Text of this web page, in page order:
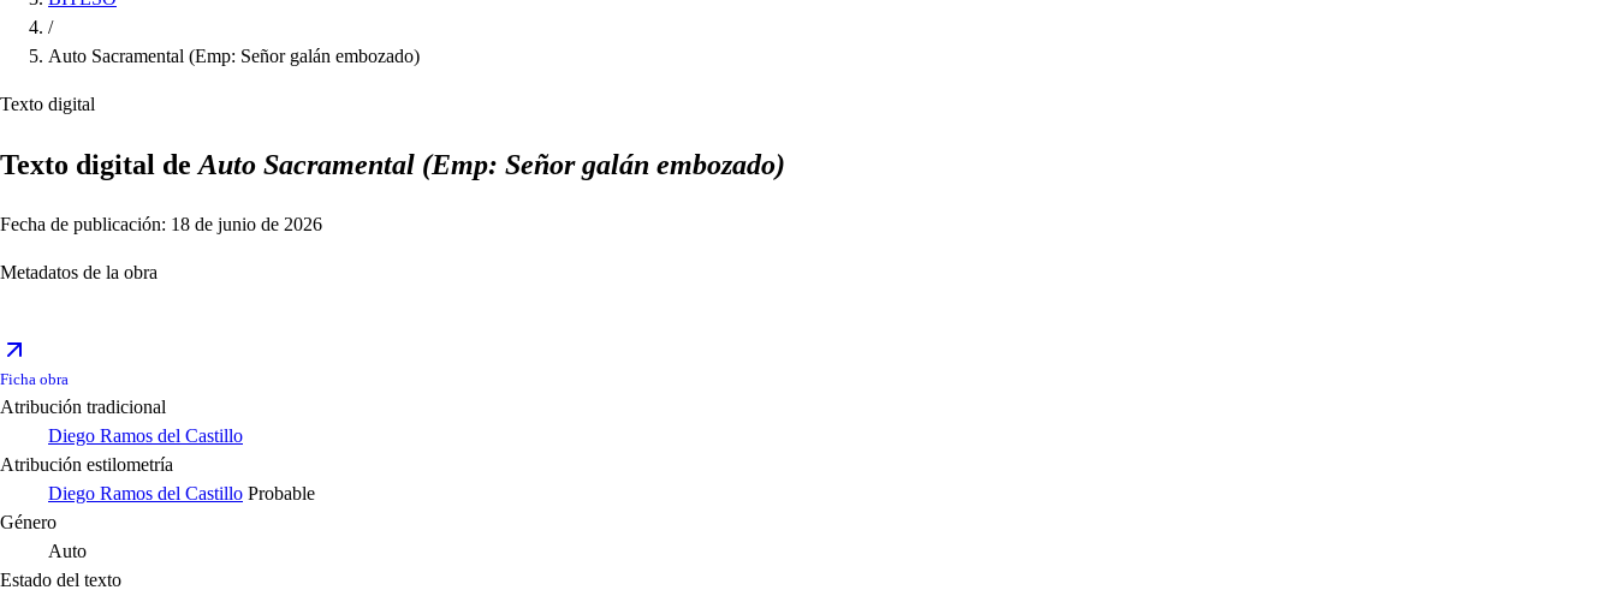
/
Auto Sacramental (Emp: Señor galán embozado)
Texto digital
Texto digital de Auto Sacramental (Emp: Señor galán embozado)
Fecha de publicación: 18 de junio de 2026
Metadatos de la obra
Ficha obra
Atribución tradicional
Diego Ramos del Castillo
Atribución estilometría
Diego Ramos del Castillo Probable
Género
Auto
Estado del texto